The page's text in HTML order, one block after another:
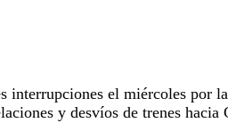
el miércoles por
y desvíos de trenes